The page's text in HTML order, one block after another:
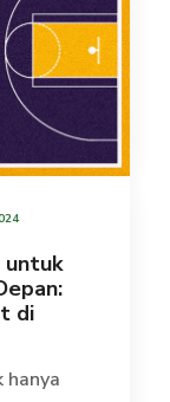
untuk
di
hanya